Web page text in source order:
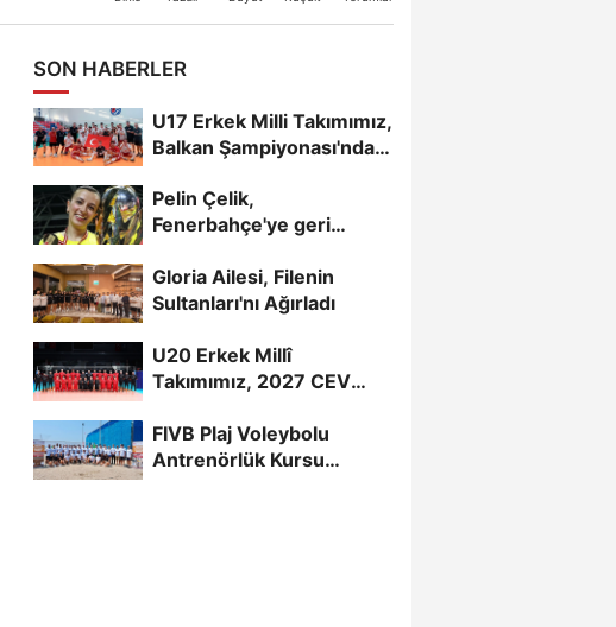
SON HABERLER
U17 Erkek Milli Takımımız,
Balkan Şampiyonası'nda
Pelin Çelik,
Fenerbahçe'ye geri
Gloria Ailesi, Filenin
Sultanları'nı Ağırladı
U20 Erkek Millî
Takımımız, 2027 CEV
Şampiyonası...
FIVB Plaj Voleybolu
Antrenörlük Kursu